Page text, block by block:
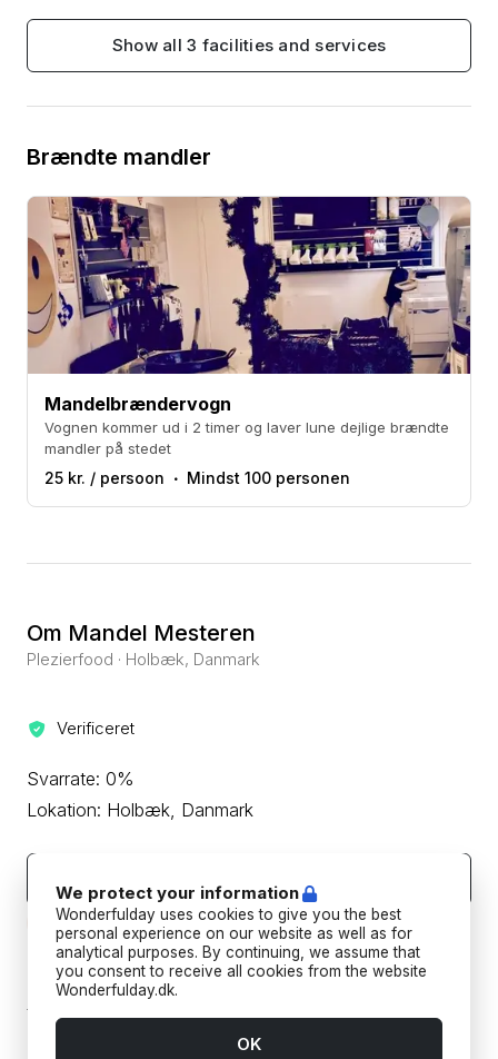
Show all 3 facilities and services
Brændte mandler
Mandelbrændervogn
Vognen kommer ud i 2 timer og laver lune dejlige brændte
mandler på stedet
25 kr. / persoon Mindst 100 personen
Om Mandel Mesteren
Plezierfood · Holbæk, Danmark
Verificeret
Svarrate: 0%
Lokation: Holbæk, Danmark
Beskyt din betaling ved aldrig at overføre eller kommunikere
uden for Wonderfulday's hjemmeside eller app.
Forudbetalings- og afbestillingspolitik
Tilføj datoer for at se forudbetalings- og
afbestillingspoltikken for din reservation.
We protect your information
Wonderfulday uses cookies to give you the best
personal experience on our website as well as for
analytical purposes. By continuing, we assume that
you consent to receive all cookies from the website
Wonderfulday.dk.
OK